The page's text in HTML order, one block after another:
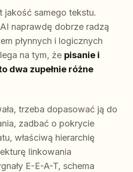
jakość samego tekstu.
naprawdę dobrze radzą
płynnych i logicznych
na tym, że pisanie i
dwa zupełnie różne
trzeba dopasować ją do
zadbać o pokrycie
właściwą hierarchię
linkowania
E-E-A-T, schema